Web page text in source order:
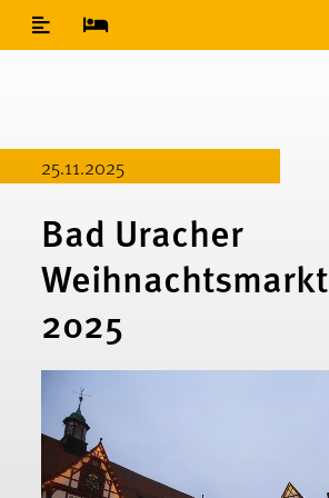
Inhaltsverzeichnis
25.11.2025
Bad Uracher
Weihnachtsmarkt
2025